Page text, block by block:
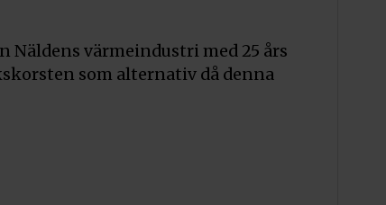
Näldens värmeindustri med 25 års
som alternativ då denna